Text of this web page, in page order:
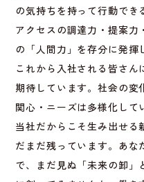
の気持ちを持って行動でき
アクセスの調達力・提案力
の「人間力」を存分に発揮
これから入社される皆さん
期待しています。社会の変
関心・ニーズは多様化して
当社だからこそ生み出せる
だまだ残っています。あな
で、まだ見ぬ「未来の卸」